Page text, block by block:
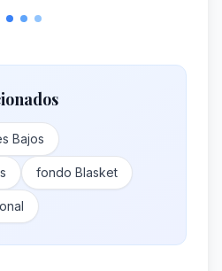
Bajos
fondo Blasket